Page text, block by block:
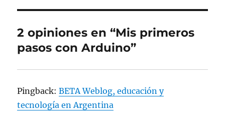
2 opiniones en “Mis primeros
pasos con Arduino”
Pingback:BETA Weblog, educación y
tecnología en Argentina